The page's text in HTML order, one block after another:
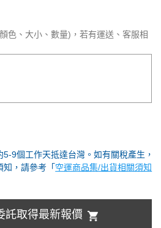
色、大小、數量)，若有運送、客服相
9個工作天抵達台灣。如有關稅產生，
知，請參考「 空運商品集/出貨相關須知
託取得最新報價